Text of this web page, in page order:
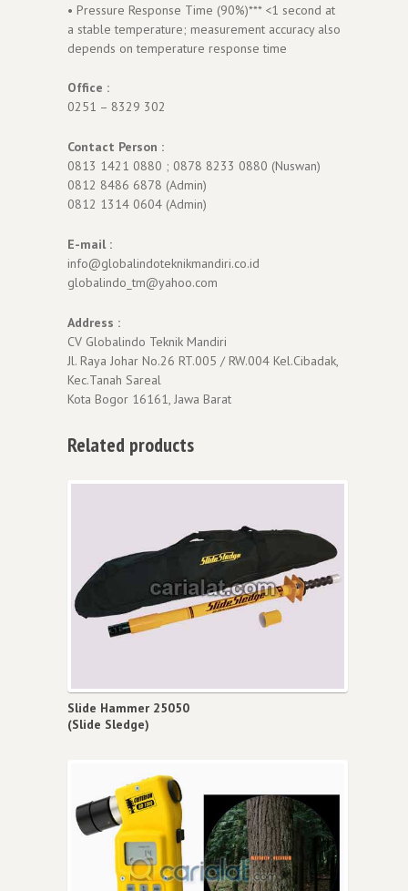
• Pressure Response Time (90%)*** <1 second at
a stable temperature; measurement accuracy also
depends on temperature response time
Office :
0251 – 8329 302
Contact Person :
0813 1421 0880 ; 0878 8233 0880 (Nuswan)
0812 8486 6878 (Admin)
0812 1314 0604 (Admin)
E-mail :
info@globalindoteknikmandiri.co.id
globalindo_tm@yahoo.com
Address :
CV Globalindo Teknik Mandiri
Jl. Raya Johar No.26 RT.005 / RW.004 Kel.Cibadak,
Kec.Tanah Sareal
Kota Bogor 16161, Jawa Barat
Related products
Slide Hammer 25050
(Slide Sledge)